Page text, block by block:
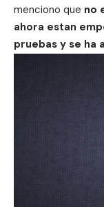
menciono que no
ahora estan
pruebas y se ha